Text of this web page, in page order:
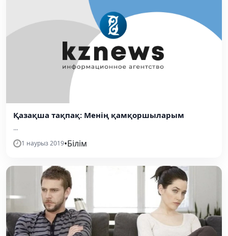
Қазақша тақпақ: Менің қамқоршыларым
...
1 наурыз 2019•Білім